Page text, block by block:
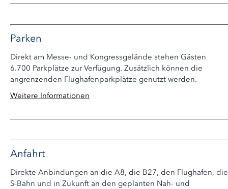
Parken
Direkt am Messe- und Kongressgelände stehen Gästen
6.700 Parkplätze zur Verfügung. Zusätzlich können die
angrenzenden Flughafenparkplätze genutzt werden.
Weitere Informationen
Anfahrt
Direkte Anbindungen an die A8, die B27, den Flughafen, die
S-Bahn und in Zukunft an den geplanten Nah- und